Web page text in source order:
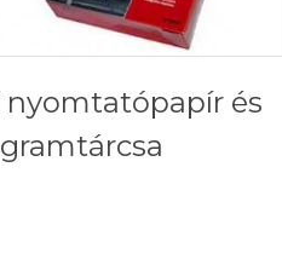
nyomtatópapír és